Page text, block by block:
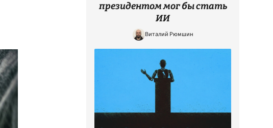
президентом мог бы стать
ИИ
Виталий Рюмшин